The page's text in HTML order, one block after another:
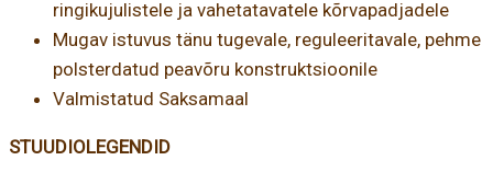
ringikujulistele ja vahetatavatele kõrvapadjadele
Mugav istuvus tänu tugevale, reguleeritavale, pehme
polsterdatud peavõru konstruktsioonile
Valmistatud Saksamaal
STUUDIOLEGENDID